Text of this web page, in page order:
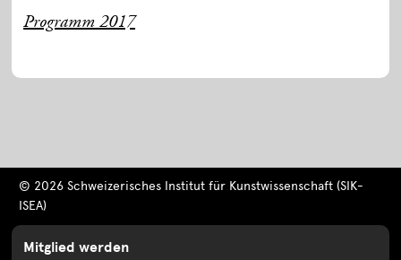
Programm 2017
© 2026 Schweizerisches Institut für Kunstwissenschaft (SIK-
ISEA)
Mitglied werden